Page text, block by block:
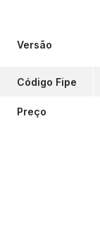
Versão
Código Fipe
Preço